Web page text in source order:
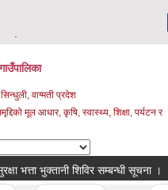
वाग्मती प्रदेश
मूल आधार, कृषि, स्वास्थ्य, शिक्षा, पर्यटन र
भुक्तानी शिविर सम्बन्धी सूचना ।